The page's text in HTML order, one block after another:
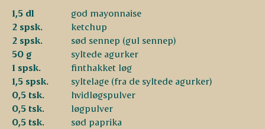
1,5 dl
god mayonnaise
2 spsk.
ketchup
2 spsk.
sød sennep (gul sennep)
50 g
syltede agurker
1 spsk.
finthakket løg
1,5 spsk.
syltelage (fra de syltede agurker)
0,5 tsk.
hvidløgspulver
0,5 tsk.
løgpulver
0,5 tsk.
sød paprika